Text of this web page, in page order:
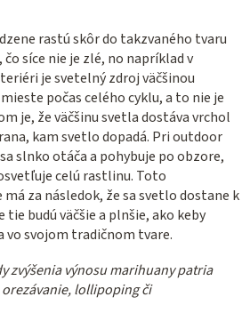
rastú skôr do takzvaného tvaru
síce nie je zlé, no napríklad v
je svetelný zdroj väčšinou
počas celého cyklu, a to nie je
je, že väčšinu svetla dostáva vrchol
kam svetlo dopadá. Pri outdoor
slnko otáča a pohybuje po obzore,
celú rastlinu. Toto
za následok, že sa svetlo dostane k
budú väčšie a plnšie, ako keby
svojom tradičnom tvare.
zvýšenia výnosu marihuany patria
orezávanie, lollipoping či